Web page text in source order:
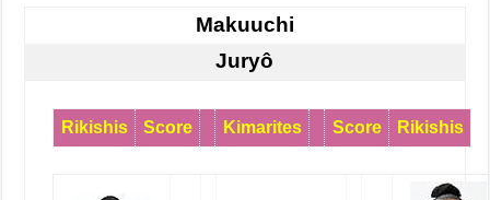
Makuuchi
Juryô
Rikishis Score Kimarites Score Rikishis